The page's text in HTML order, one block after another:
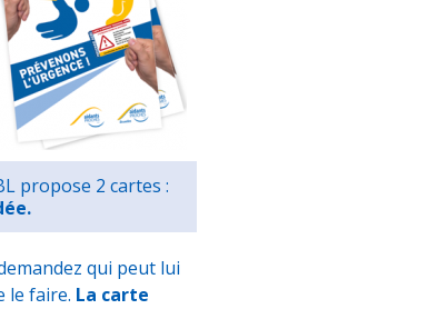
propose 2 cartes :
qui peut lui
le faire. La carte